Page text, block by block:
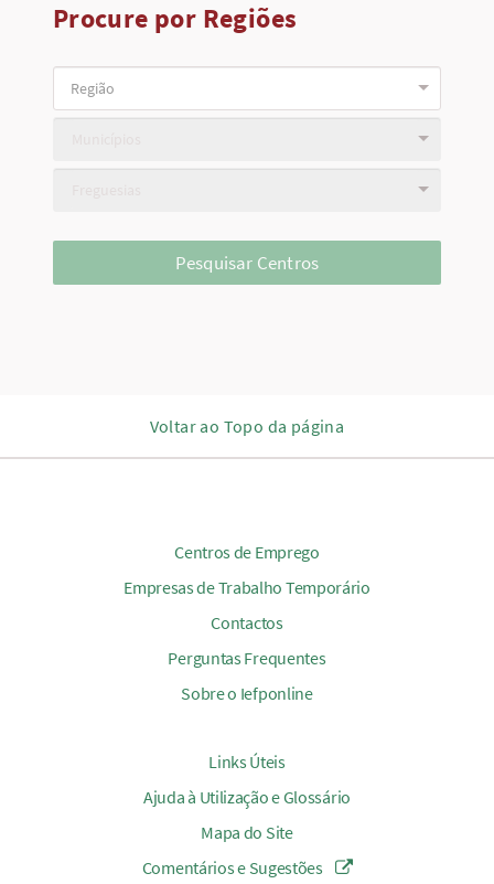
Procure por Regiões
Voltar ao Topo da página
Centros de Emprego
Empresas de Trabalho Temporário
Contactos
Perguntas Frequentes
Sobre o Iefponline
Links Úteis
Ajuda à Utilização e Glossário
Mapa do Site
Comentários e Sugestões